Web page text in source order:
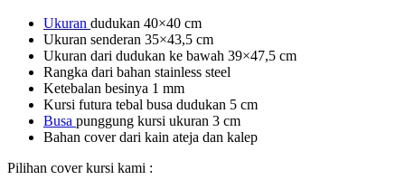
Ukuran dudukan 40×40 cm
Ukuran senderan 35×43,5 cm
Ukuran dari dudukan ke bawah 39×47,5 cm
Rangka dari bahan stainless steel
Ketebalan besinya 1 mm
Kursi futura tebal busa dudukan 5 cm
Busa punggung kursi ukuran 3 cm
Bahan cover dari kain ateja dan kalep
Pilihan cover kursi kami :